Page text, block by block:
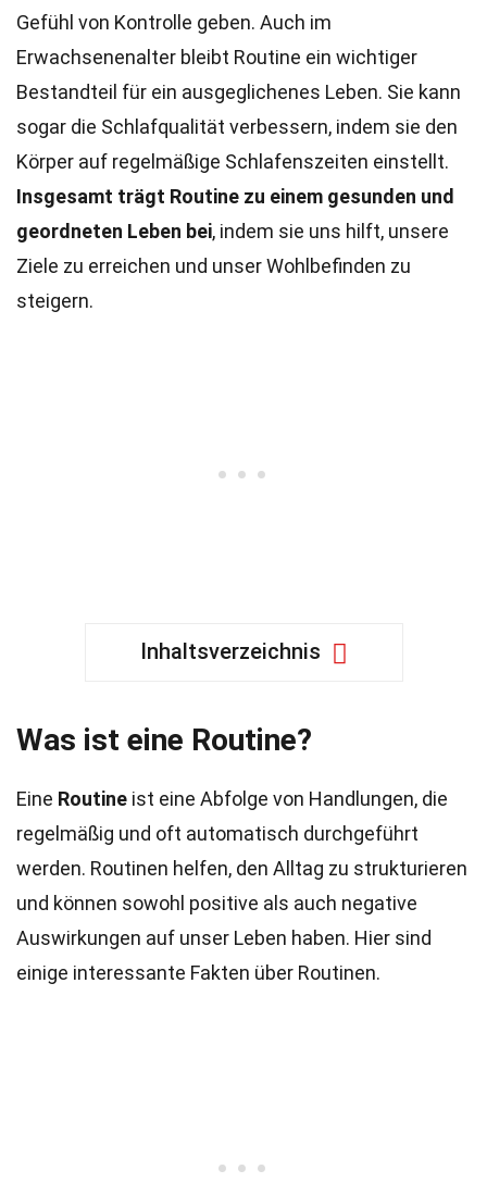
Gefühl von Kontrolle geben. Auch im
Erwachsenenalter bleibt Routine ein wichtiger
Bestandteil für ein ausgeglichenes Leben. Sie kann
sogar die Schlafqualität verbessern, indem sie den
Körper auf regelmäßige Schlafenszeiten einstellt.
Insgesamt trägt Routine zu einem gesunden und
geordneten Leben bei, indem sie uns hilft, unsere
Ziele zu erreichen und unser Wohlbefinden zu
steigern.
Inhaltsverzeichnis
Was ist eine Routine?
Eine Routine ist eine Abfolge von Handlungen, die
regelmäßig und oft automatisch durchgeführt
werden. Routinen helfen, den Alltag zu strukturieren
und können sowohl positive als auch negative
Auswirkungen auf unser Leben haben. Hier sind
einige interessante Fakten über Routinen.